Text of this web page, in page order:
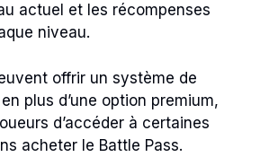
actuel et les récompenses
niveau.
offrir un système de
plus d’une option premium,
d’accéder à certaines
acheter le Battle Pass.